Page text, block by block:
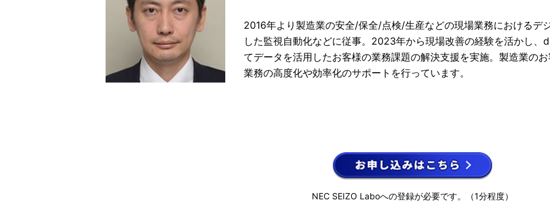
2016年より製造業の安全/保全/点検/生産などの現場業務におけるデ
した監視自動化などに従事。2023年から現場改善の経験を活かし
てデータを活用したお客様の業務課題の解決支援を実施。製造業の
業務の高度化や効率化のサポートを行っています。
NEC SEIZO Laboへの登録が必要です。（1分程度）